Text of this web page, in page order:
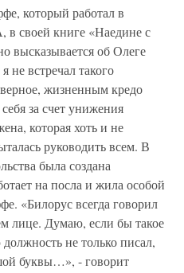
который работал в
своей книге «Наедине с
высказывается об Олеге
не встречал такого
жизненным кредо
за счет унижения
которая хоть и не
руководить всем. В
была создана
на посла и жила особой
«Билорус всегда говорил
лице. Думаю, если бы такое
не только писал,
буквы…», - говорит